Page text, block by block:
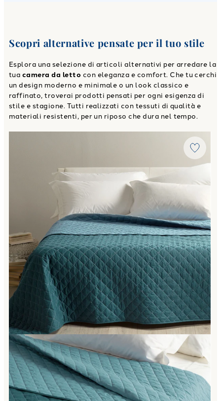
Scopri alternative pensate per il tuo stile
Esplora una selezione di articoli alternativi per arredare la
tua camera da letto con eleganza e comfort. Che tu cerchi
un design moderno e minimale o un look classico e
raffinato, troverai prodotti pensati per ogni esigenza di
stile e stagione. Tutti realizzati con tessuti di qualità e
materiali resistenti, per un riposo che dura nel tempo.
Copriletto Primaverile mix in Cotone 100 gr/mq